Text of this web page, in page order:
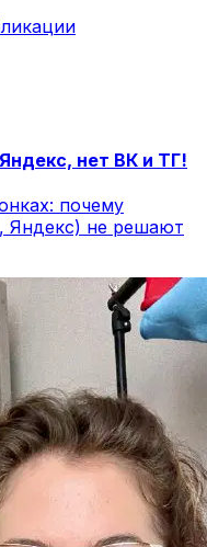
нет ВК и ТГ!
почему
Яндекс) не решают